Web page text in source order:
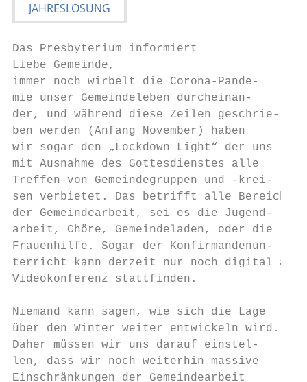
Das Presbyterium informiert
Liebe Gemeinde,
immer noch wirbelt die Corona-Pande-
mie unser Gemeindeleben durcheinan-
der, und während diese Zeilen geschrie-
ben werden (Anfang November) haben
wir sogar den „Lockdown Light“ der uns
mit Ausnahme des Gottesdienstes alle
Treffen von Gemeindegruppen und -
sen verbietet. Das betrifft alle Bereiche
der Gemeindearbeit, sei es die Jugend-
arbeit, Chöre, Gemeindeladen, oder die
Frauenhilfe. Sogar der Konfirmandenun-
terricht kann derzeit nur noch digital als
Videokonferenz stattfinden.
Niemand kann sagen, wie sich die Lage
über den Winter weiter entwickeln wird.
Daher müssen wir uns darauf einstel-
len, dass wir noch weiterhin massive
Einschränkungen der Gemeindearbeit